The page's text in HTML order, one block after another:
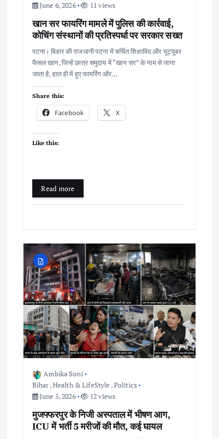
June 6, 2026
11 views
खान सर फायरिंग मामले में पुलिस की कार्रवाई,
कोचिंग संस्थानों की प्रतिस्पर्धा पर सरकार सख्त
पटना। बिहार की राजधानी पटना में चर्चित शिक्षाविद और यूट्यूबर
फैसल खान, जिन्हें छात्र समुदाय में “खान सर” के नाम से जाना
जाता है, हाल ही में हुए फायरिंग और…
Share this:
Facebook X
Like this:
Read more
Ambika Soni
Bihar,Health & LifeStyle ,Politics
June 5, 2026
12 views
मुजफ्फरपुर के निजी अस्पताल में भीषण आग,
ICU में भर्ती 5 मरीजों की मौत, कई घायल